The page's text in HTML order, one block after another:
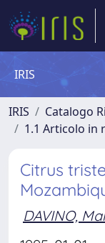
IRIS
IRIS Catalogo
1.1 Articolo in
Citrus
DAVINO,